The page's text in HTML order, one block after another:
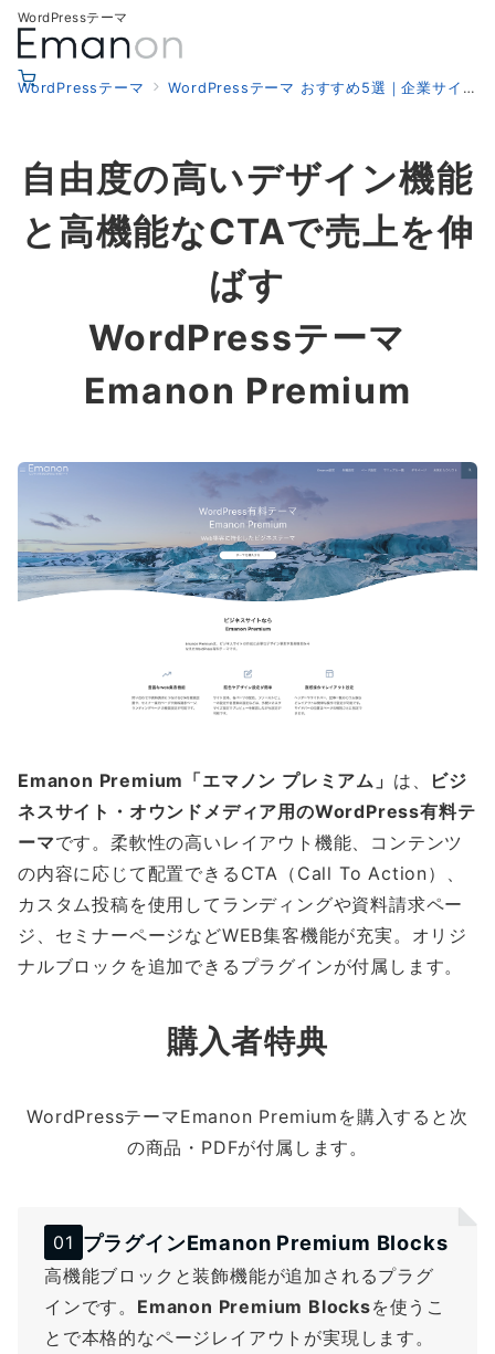
WordPressテーマ
WordPressテーマ WordPressテーマ おすすめ5選｜企業サイト向けテーマの選び方
自由度の高いデザイン機能
と高機能なCTAで売上を伸
ばす
WordPressテーマ
Emanon Premium
Emanon Premium「エマノン プレミアム」 は、
ビジ
ネスサイト・ オウンドメディア用のWordPress有料テ
ーマです。柔軟性の高いレイアウト機能、コンテンツ
の内容に応じて配置できるCTA（Call To Action）、
カスタム投稿を使用してランディングや資料請求ペー
ジ、セミナーページなどWEB集客機能が充実。オリジ
ナルブロックを追加できるプラグインが付属します。
購入者特典
WordPressテーマEmanon Premiumを購入すると次
の商品・PDFが付属します。
01 プラグインEmanon Premium Blocks
高機能ブロックと装飾機能が追加されるプラグ
インです。 Emanon Premium Blocksを使うこ
とで本格的なページレイアウトが実現します。